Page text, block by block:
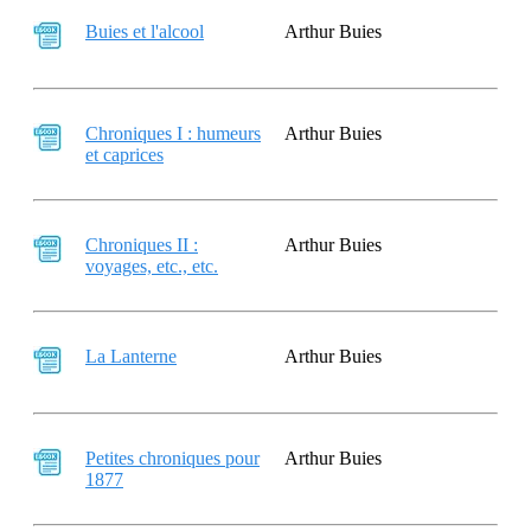
Buies et l'alcool Arthur Buies
Chroniques I : humeurs
et caprices
Arthur Buies
Chroniques II :
voyages, etc., etc.
Arthur Buies
La Lanterne Arthur Buies
Petites chroniques pour
1877
Arthur Buies